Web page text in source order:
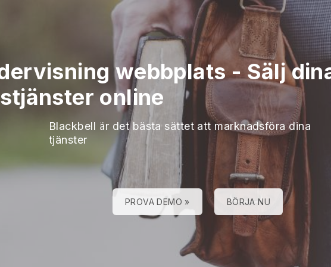
webbplats-Sälj
online
Blackbell är det bästa sättet att marknadsföra dina
tjänster
PROVA DEMO » BÖRJA NU